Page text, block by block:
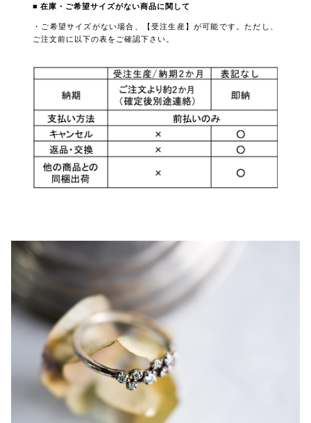
■ 在庫・ご希望サイズがない商品に関して
・ご希望サイズがない場合、【受注生産】が可能です。ただし、
ご注文前に以下の表をご確認下さい。